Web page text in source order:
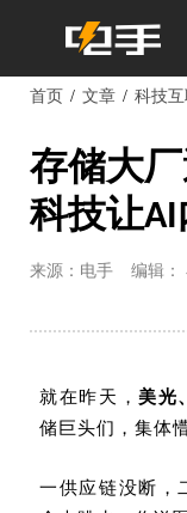
首页 文章 科技互
存储大
科技让
来源：电手 编辑：
就在昨天，美光
储巨头们，集体
一供应链没断，